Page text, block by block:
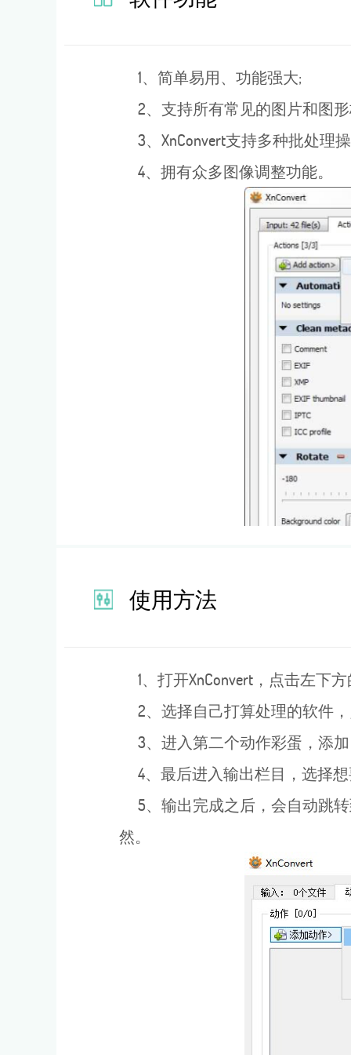
1、简单易用、功能强大;
2、支持所有常见的图片和图
3、XnConvert支持多种批处理
4、拥有众多图像调整功能。
使用方法
1、打开XnConvert，点击左下方
2、选择自己打算处理的软件
3、进入第二个动作彩蛋，添
4、最后进入输出栏目，选择
5、输出完成之后，会自动跳
然。